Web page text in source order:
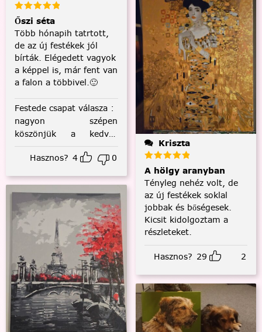
Őszi séta
Több hónapih tatrtott,
de az új festékek jól
bírták. Elégedett vagyok
a képpel is, már fent van
a falon a többivel.🙂
Festede csapat válasza :
nagyon szépen
köszönjük a kedves
visszajelzést! :)
Hasznos? 4 0
Kriszta
A hölgy aranyban
Tényleg nehéz volt, de
az új festékek soklal
jobbak és bőségesek.
Kicsit kidolgoztam a
részleteket.
Hasznos? 29 2